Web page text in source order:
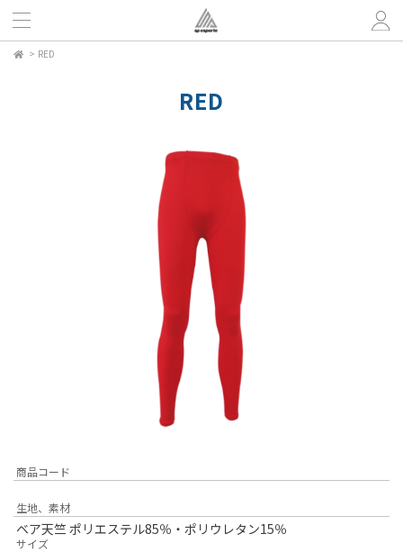
> RED
RED
商品コード
生地、素材
ベア天竺 ポリエステル85％・ポリウレタン15％
サイズ